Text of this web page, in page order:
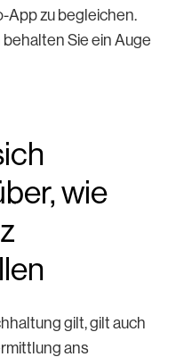
App zu begleichen.
Sie ein Auge
wie
gilt, gilt auch
ans